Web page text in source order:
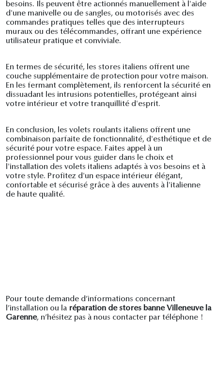
besoins. Ils peuvent être actionnés manuellement à l'aide
d'une manivelle ou de sangles, ou motorisés avec des
commandes pratiques telles que des interrupteurs
muraux ou des télécommandes, offrant une expérience
utilisateur pratique et conviviale.
En termes de sécurité, les stores italiens offrent une
couche supplémentaire de protection pour votre maison.
En les fermant complètement, ils renforcent la sécurité en
dissuadant les intrusions potentielles, protégeant ainsi
votre intérieur et votre tranquillité d'esprit.
En conclusion, les volets roulants italiens offrent une
combinaison parfaite de fonctionnalité, d'esthétique et de
sécurité pour votre espace. Faites appel à un
professionnel pour vous guider dans le choix et
l'installation des volets italiens adaptés à vos besoins et à
votre style. Profitez d'un espace intérieur élégant,
confortable et sécurisé grâce à des auvents à l'italienne
de haute qualité.
Pour toute demande d’informations concernant
l’installation ou la réparation de stores banne Villeneuve la
Garenne, n’hésitez pas à nous contacter par téléphone !